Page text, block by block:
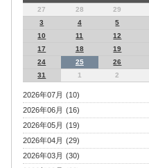
27
28 29
3
4 5
10
11 12
17
18 19
24
25 26
31
1 2
2026年07月 (10)
2026年06月 (16)
2026年05月 (19)
2026年04月 (29)
2026年03月 (30)